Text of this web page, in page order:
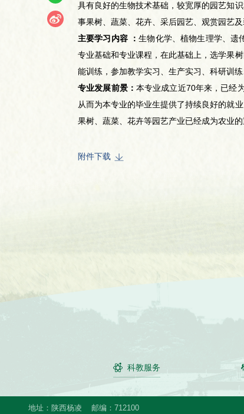
具有良好的生物技术基础，较宽厚的园艺知
事果树、蔬菜、花卉、采后园艺、观赏园艺
主要学习内容 ：生物化学、植物生理学、遗
专业基础和专业课程，在此基础上，选学果
能训练，参加教学实习、生产实习、科研训
专业发展前景： 本专业成立近70年来，已经
从而为本专业的毕业生提供了持续良好的就
果树、蔬菜、花卉等园艺产业已经成为农业
附件下载
科教服务
地址：陕西杨凌 邮编：712100